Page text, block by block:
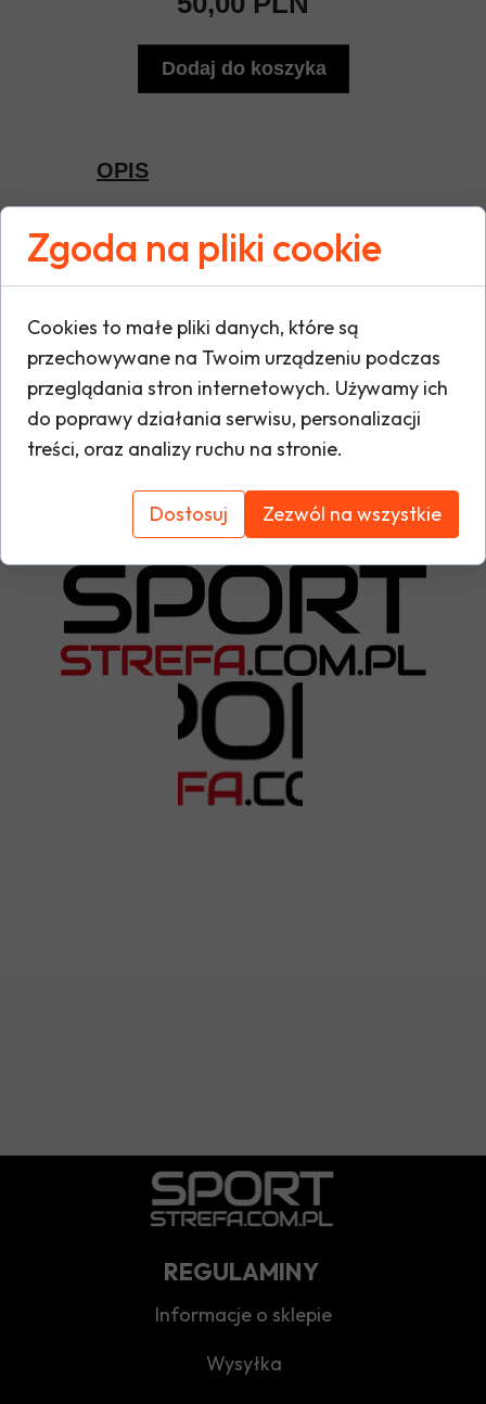
Tabela rozmiarów
Dodaj do koszyka
Zimowa czapka z pomponem FC Lesznowola
to stylowy i funkcjonalny dodatek na chłodne
dni. Wykonana z miękkiego, ciepłego
materiału, skutecznie chroni przed zimnem,
Pompon oraz oficjalne logo FC Lesznowola
dodają jej unikalnego charakteru, idealnego
dla każdego kibica. Doskonała na co dzień
lub podczas wspierania drużyny na
trybunach.
OPIS
REGULAMINY
Wysyłka
Informacje o sklepie
Zgoda na pliki cookie
Cookies to małe pliki danych, które są
przechowywane na Twoim urządzeniu podczas
przeglądania stron internetowych. Używamy ich
do poprawy działania serwisu, personalizacji
treści, oraz analizy ruchu na stronie.
Dostosuj Zezwól na wszystkie